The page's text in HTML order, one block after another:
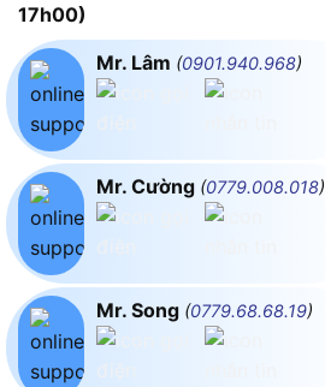
17h00)
Mr. Lâm (0901.940.968)
Mr. Cường (0779.008.018)
Mr. Song (0779.68.68.19)